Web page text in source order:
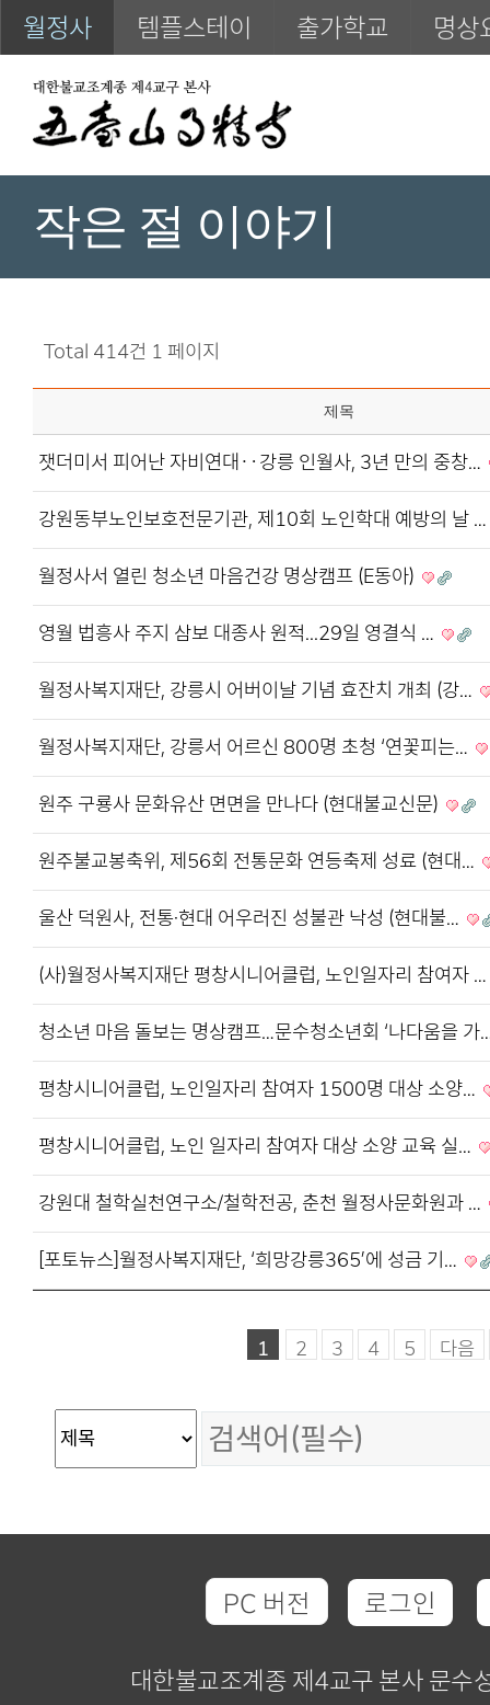
월정사 템플스테이 출가학교 명상
작은 절 이야기
Total 414건 1 페이지
제목
잿더미서 피어난 자비연대‥강릉 인월사, 3년 만의 중창…
강원동부노인보호전문기관, 제10회 노인학대 예방의 날 …
월정사서 열린 청소년 마음건강 명상캠프 (E동아)
영월 법흥사 주지 삼보 대종사 원적...29일 영결식 …
월정사복지재단, 강릉시 어버이날 기념 효잔치 개최 (강…
월정사복지재단, 강릉서 어르신 800명 초청 ‘연꽃피는…
원주 구룡사 문화유산 면면을 만나다 (현대불교신문)
원주불교봉축위, 제56회 전통문화 연등축제 성료 (현대…
울산 덕원사, 전통·현대 어우러진 성불관 낙성 (현대불…
(사)월정사복지재단 평창시니어클럽, 노인일자리 참여자 …
청소년 마음 돌보는 명상캠프…문수청소년회 ‘나다움을
평창시니어클럽, 노인일자리 참여자 1500명 대상 소양…
평창시니어클럽, 노인 일자리 참여자 대상 소양 교육 실…
강원대 철학실천연구소/철학전공, 춘천 월정사문화원과 …
[포토뉴스]월정사복지재단, ‘희망강릉365’에 성금 기…
1 2 3 4 5 다음
PC 버전 로그인
대한불교조계종 제4교구 본사 문수